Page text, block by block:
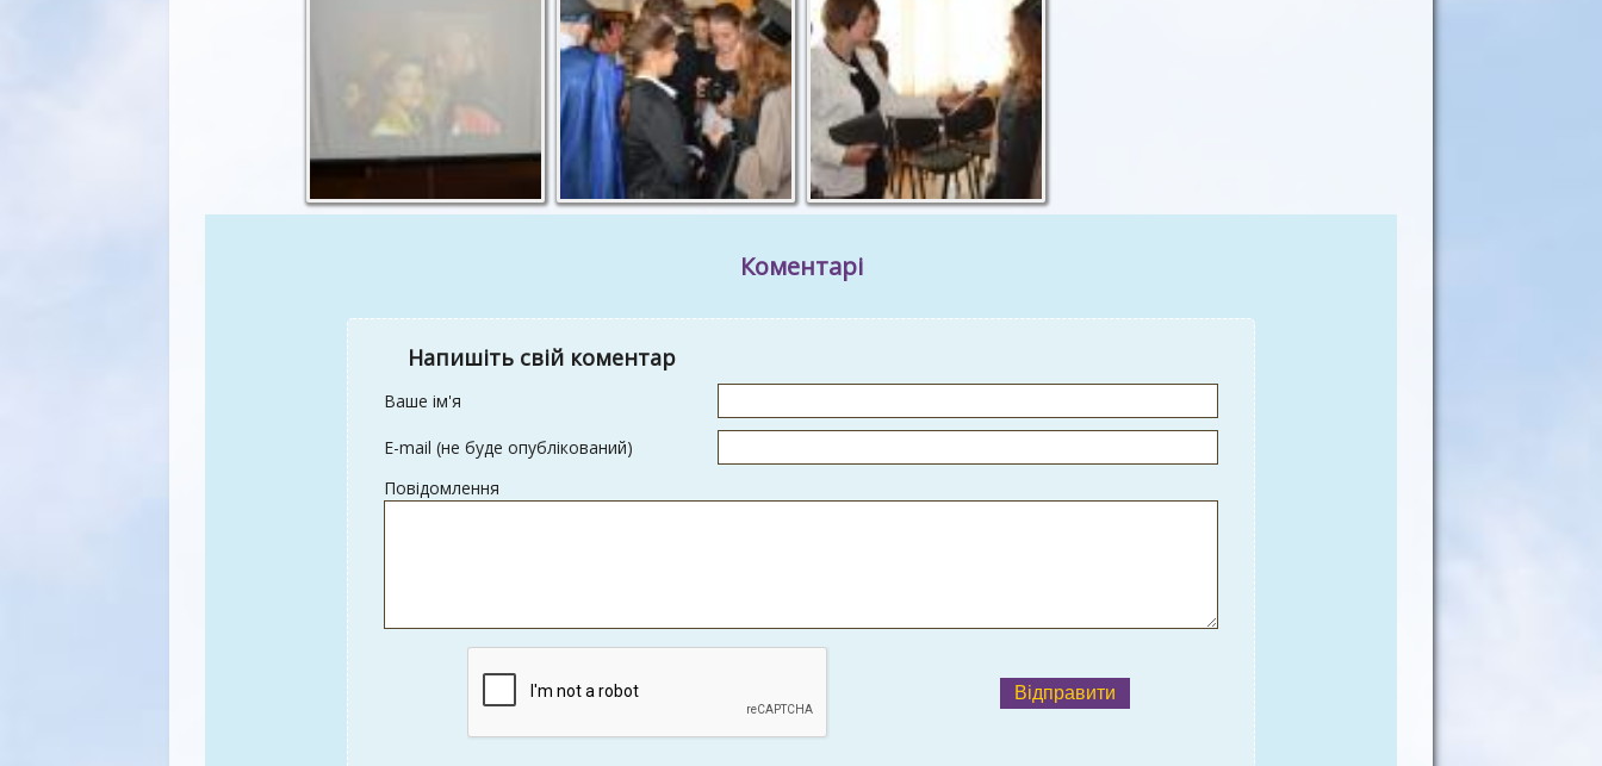
Коментарі
Напишіть свій коментар
Ваше ім'я
E-mail (не буде опублікований)
Повідомлення
Відправити